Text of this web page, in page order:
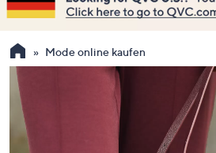
sind,
verwenden
Sie
die
Pfeiltasten
nach
oben
und
Mode online kaufen